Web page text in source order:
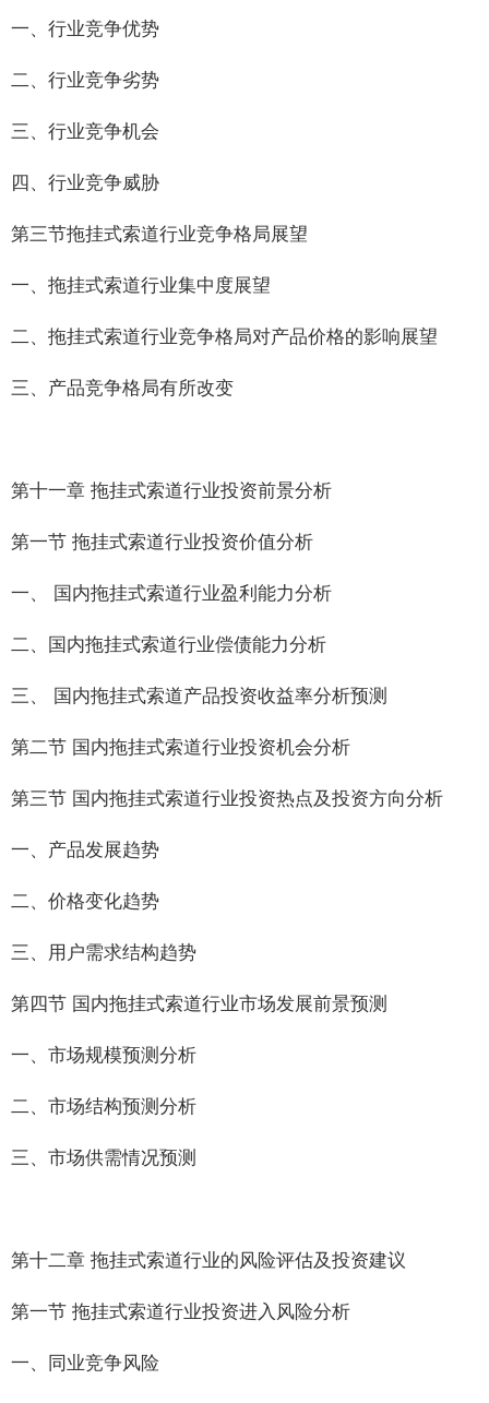
一、行业竞争优势
二、行业竞争劣势
三、行业竞争机会
四、行业竞争威胁
第三节拖挂式索道行业竞争格局展望
一、拖挂式索道行业集中度展望
二、拖挂式索道行业竞争格局对产品价格的影响展望
三、产品竞争格局有所改变
第十一章 拖挂式索道行业投资前景分析
第一节 拖挂式索道行业投资价值分析
一、 国内拖挂式索道行业盈利能力分析
二、国内拖挂式索道行业偿债能力分析
三、 国内拖挂式索道产品投资收益率分析预测
第二节 国内拖挂式索道行业投资机会分析
第三节 国内拖挂式索道行业投资热点及投资方向分析
一、产品发展趋势
二、价格变化趋势
三、用户需求结构趋势
第四节 国内拖挂式索道行业市场发展前景预测
一、市场规模预测分析
二、市场结构预测分析
三、市场供需情况预测
第十二章 拖挂式索道行业的风险评估及投资建议
第一节 拖挂式索道行业投资进入风险分析
一、同业竞争风险